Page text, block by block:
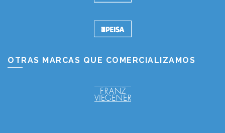
OTRAS MARCAS QUE COMERCIALIZAMOS